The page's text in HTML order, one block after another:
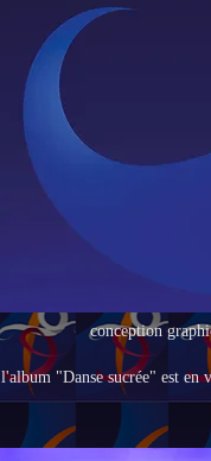
conception
l'album "Danse sucrée" est en